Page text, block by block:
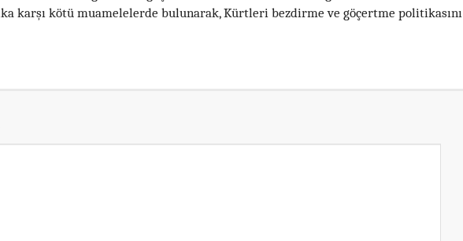
karşı kötü muamelelerde bulunarak, Kürtleri bezdirme ve göçertme politikasını